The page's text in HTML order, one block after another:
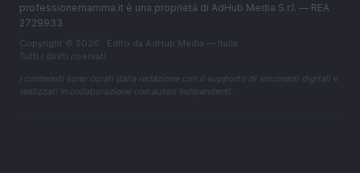
professionemamma.it è una proprietà di AdHub Media S.r.l. — REA
2729933
Copyright © 2026 · Edito da AdHub Media — Italia
Tutti i diritti riservati
I contenuti sono curati dalla redazione con il supporto di strumenti digitali e
realizzati in collaborazione con autori indipendenti.